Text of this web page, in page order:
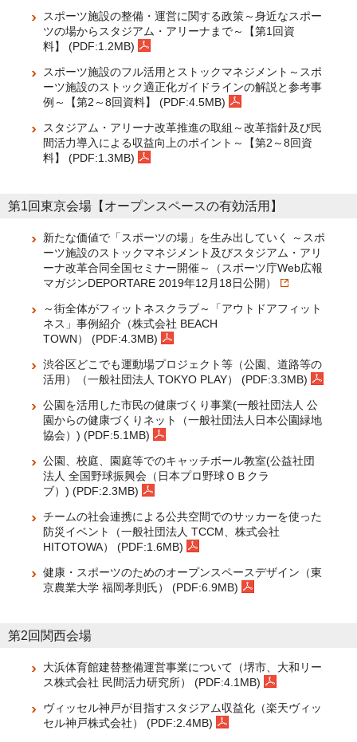
スポーツ施設の整備・運営に関する政策 ～身近なスポー
ツの場からスタジアム・アリーナまで～【第1回資
料】 (PDF:1.2MB)
スポーツ施設のフル活用とストックマネジメント ～スポ
ーツ施設のストック適正化ガイドラインの解説と参考事
例～【第2～8回資料】 (PDF:4.5MB)
スタジアム・アリーナ改革推進の取組～改革指針及び民
間活力導入による収益向上のポイント～【第2～8回資
料】 (PDF:1.3MB)
第1回東京会場【オープンスペースの有効活用】
新たな価値で「スポーツの場」を生み出していく ～スポ
ーツ施設のストックマネジメント及びスタジアム・アリ
ーナ改革合同全国セミナー開催～（スポーツ庁Web広報
マガジンDEPORTARE 2019年12月18日公開）
～街全体がフィットネスクラブ～「アウトドアフィット
ネス」事例紹介（株式会社 BEACH
TOWN） (PDF:4.3MB)
渋谷区どこでも運動場プロジェクト等（公園、道路等の
活用）（一般社団法人 TOKYO PLAY） (PDF:3.3MB)
公園を活用した市民の健康づくり事業(一般社団法人 公
園からの健康づくりネット（一般社団法人日本公園緑地
協会）) (PDF:5.1MB)
公園、校庭、園庭等でのキャッチボール教室(公益社団
法人 全国野球振興会（日本プロ野球ＯＢクラ
ブ）) (PDF:2.3MB)
チームの社会連携による公共空間でのサッカーを使った
防災イベント（一般社団法人 TCCM、株式会社
HITOTOWA） (PDF:1.6MB)
健康・スポーツのためのオープンスペースデザイン（東
京農業大学 福岡孝則氏） (PDF:6.9MB)
第2回関西会場
大浜体育館建替整備運営事業について（堺市、大和リー
ス株式会社 民間活力研究所） (PDF:4.1MB)
ヴィッセル神戸が目指すスタジアム収益化（楽天ヴィッ
セル神戸株式会社） (PDF:2.4MB)